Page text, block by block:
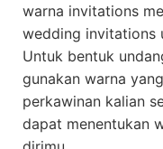
warna invitations
wedding invitations
Untuk bentuk
gunakan warna
perkawinan kalian
dapat menentukan